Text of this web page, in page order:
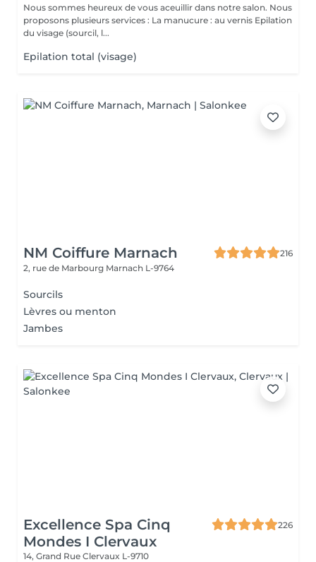
Nous sommes heureux de vous aceuillir dans notre salon. Nous
proposons plusieurs services : La manucure : au vernis Epilation
du visage (sourcil, l...
Epilation total (visage)
NM Coiffure Marnach
216
2, rue de Marbourg Marnach L-9764
Sourcils
Lèvres ou menton
Jambes
Excellence Spa Cinq
Mondes I Clervaux
226
14, Grand Rue Clervaux L-9710